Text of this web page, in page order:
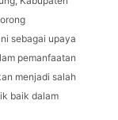
sebagai upaya
pemanfaatan
menjadi salah
baik dalam